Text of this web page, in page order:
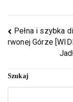
Pełna i szybka
rwonej Górze
Szukaj